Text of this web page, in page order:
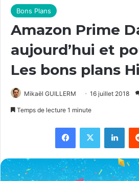
Bons Plans
Amazon Prime
aujourd’hui et
Les bons plans
Mikaël GUILLERM 16 juillet 2018
Temps de lecture 1 minute